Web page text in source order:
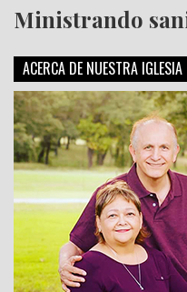
Ministrando
ACERCA DE NUESTRA IGLESIA